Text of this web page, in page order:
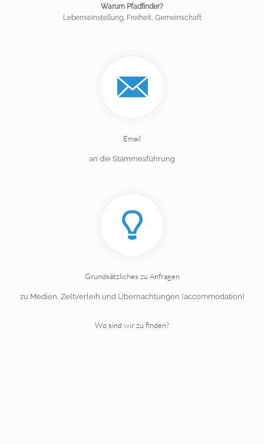
Warum Pfadfinder?
Lebenseinstellung, Freiheit, Gemeinschaft
Email
an die Stammesführung
Grundsätzliches zu Anfragen
zu Medien, Zeltverleih und Übernachtungen (accommodation)
Wo sind wir zu finden?